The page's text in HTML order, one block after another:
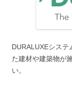
DURALUXEシス
た建材や建築物が
い。